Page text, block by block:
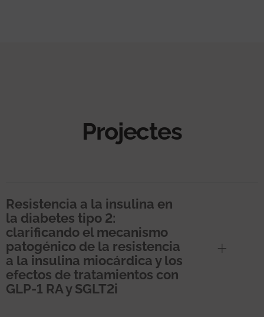
Projectes
Resistencia a la insulina en
la diabetes tipo 2:
clarificando el mecanismo
patogénico de la resistencia
a la insulina miocárdica y los
efectos de tratamientos con
GLP-1 RA y SGLT2i